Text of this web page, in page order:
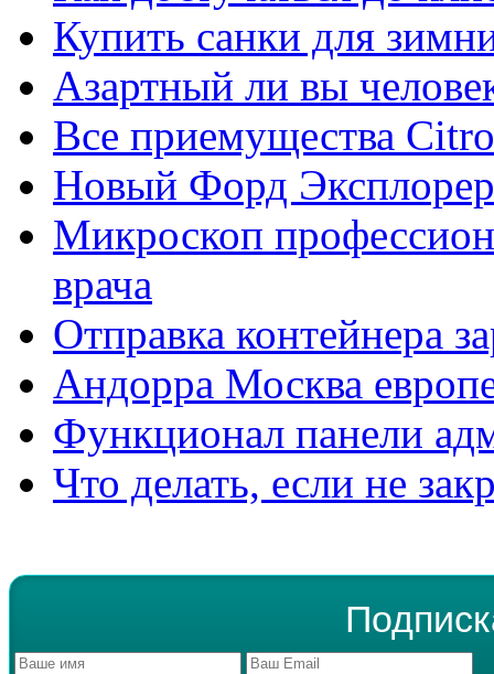
Купить санки для
Азартный ли вы
Все приемущества
Новый Форд
Микроскоп
врача
Отправка контейнера
Андорра Москва
Функционал панели
Что делать, если не